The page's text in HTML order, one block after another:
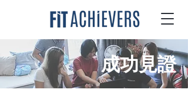
成功見證